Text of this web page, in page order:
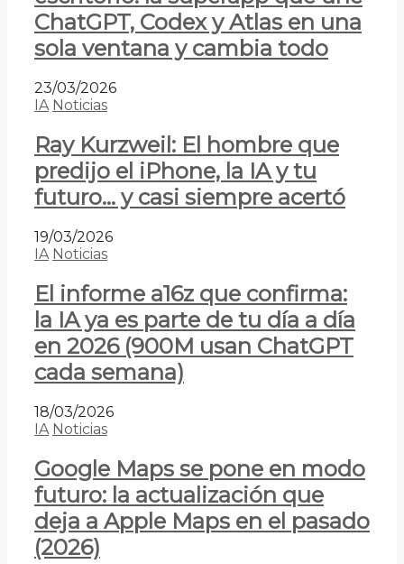
ChatGPT, Codex y Atlas en una
sola ventana y cambia todo
23/03/2026
IA Noticias
Ray Kurzweil: El hombre que
predijo el iPhone, la IA y tu
futuro… y casi siempre acertó
19/03/2026
IA Noticias
El informe a16z que confirma:
la IA ya es parte de tu día a día
en 2026 (900M usan ChatGPT
cada semana)
18/03/2026
IA Noticias
Google Maps se pone en modo
futuro: la actualización que
deja a Apple Maps en el pasado
(2026)